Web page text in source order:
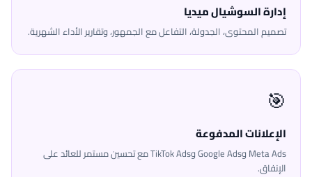
إدارة السوشيال ميديا
تصميم المحتوى، الجدولة، التفاعل مع الجمهور، وتقارير الأداء الشهرية.
🎯
الإعلانات المدفوعة
Meta Ads وGoogle Ads وTikTok Ads مع تحسين مستمر للعائد على
الإنفاق.